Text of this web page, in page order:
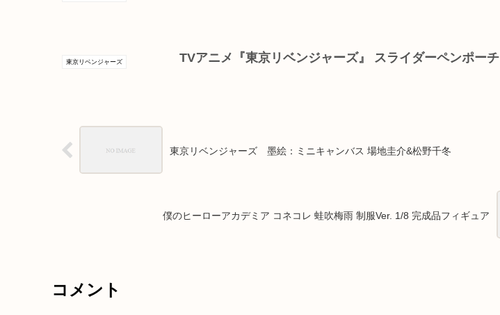
東京リベンジャーズ TVアニメ『東京リベンジャーズ』 スライダーペンポーチ
東京リベンジャーズ 墨絵：ミニキャンバス 場地圭介&松野千冬
僕のヒーローアカデミア コネコレ 蛙吹梅雨 制服Ver. 1/8 完成品フィギュア
コメント